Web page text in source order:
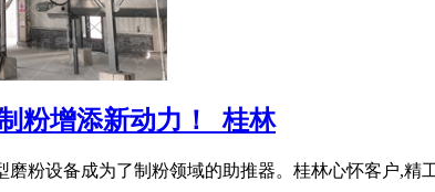
粉增添新动力！_桂林
磨粉设备成为了制粉领域的助推器。桂林心怀客户,